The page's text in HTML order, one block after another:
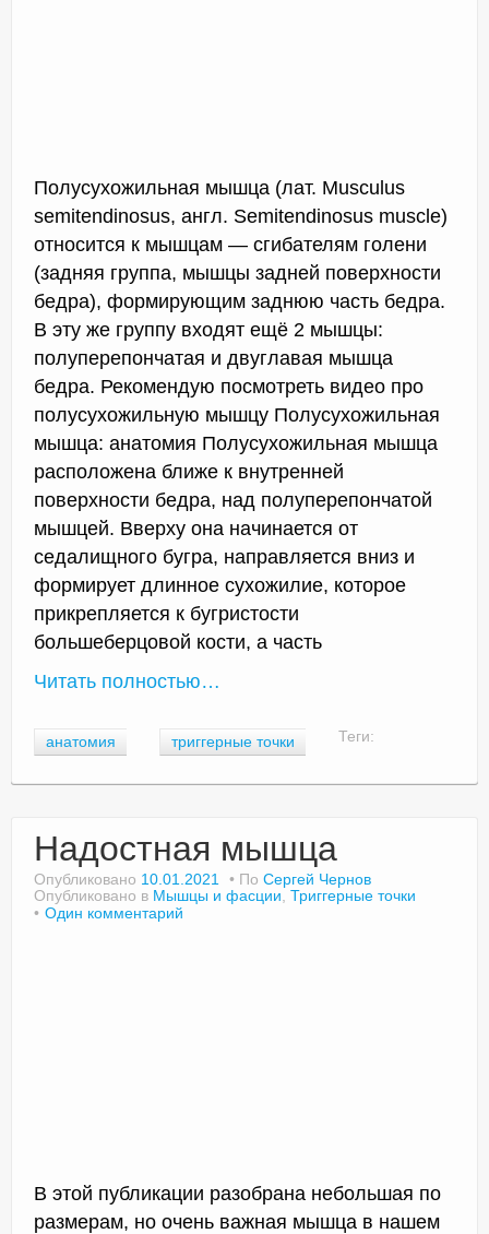
Полусухожильная мышца (лат. Musculus
semitendinosus, англ. Semitendinosus muscle)
относится к мышцам — сгибателям голени
(задняя группа, мышцы задней поверхности
бедра), формирующим заднюю часть бедра.
В эту же группу входят ещё 2 мышцы:
полуперепончатая и двуглавая мышца
бедра. Рекомендую посмотреть видео про
полусухожильную мышцу Полусухожильная
мышца: анатомия Полусухожильная мышца
расположена ближе к внутренней
поверхности бедра, над полуперепончатой
мышцей. Вверху она начинается от
седалищного бугра, направляется вниз и
формирует длинное сухожилие, которое
прикрепляется к бугристости
большеберцовой кости, а часть
Читать полностью…
Теги:
анатомия триггерные точки
Надостная мышца
Опубликовано 10.01.2021 По Сергей Чернов
Опубликовано в Мышцы и фасции Триггерные точки
Один комментарий
В этой публикации разобрана небольшая по
размерам, но очень важная мышца в нашем